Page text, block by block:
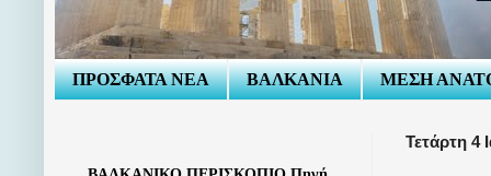
ΠΡΟΣΦΑΤΑ ΝΕΑ ΒΑΛΚΑΝΙΑ ΜΕΣΗ
Τετάρτη 4